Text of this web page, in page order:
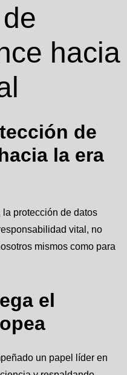
hacia
de
la era
protección de datos
vital, no
mismos como para
el
un papel líder en